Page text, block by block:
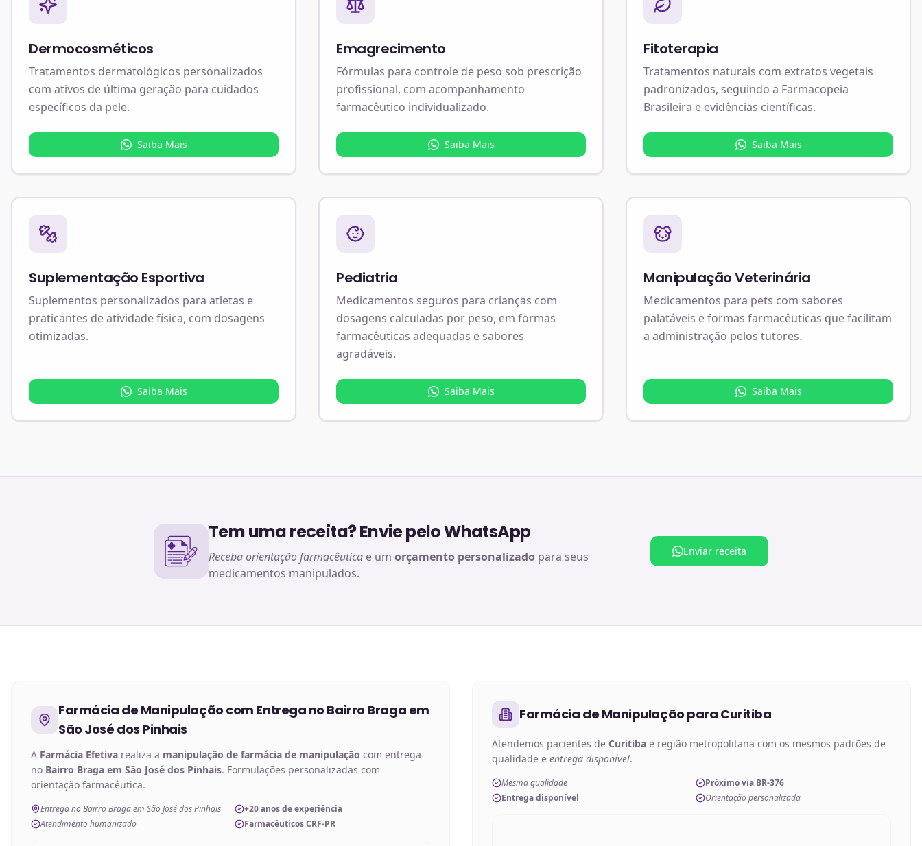
Dermocosméticos
Tratamentos dermatológicos personalizados
com ativos de última geração para cuidados
específicos da pele.
Saiba Mais
Emagrecimento
Fórmulas para controle de peso sob prescrição
profissional, com acompanhamento
farmacêutico individualizado.
Saiba Mais
Fitoterapia
Tratamentos naturais com extratos vegetais
padronizados, seguindo a Farmacopeia
Brasileira e evidências científicas.
Saiba Mais
Suplementação Esportiva
Suplementos personalizados para atletas e
praticantes de atividade física, com dosagens
otimizadas.
Saiba Mais
Pediatria
Medicamentos seguros para crianças com
dosagens calculadas por peso, em formas
farmacêuticas adequadas e sabores
agradáveis.
Saiba Mais
Manipulação Veterinária
Medicamentos para pets com sabores
palatáveis e formas farmacêuticas que facilitam
a administração pelos tutores.
Saiba Mais
Tem uma receita? Envie pelo WhatsApp
Receba orientação farmacêutica e um orçamento personalizado para seus
medicamentos manipulados.
Enviar receita
Farmácia de Manipulação com Entrega no Bairro Braga em
São José dos Pinhais
A Farmácia Efetiva realiza a manipulação de farmácia de manipulação com entrega
no Bairro Braga em São José dos Pinhais. Formulações personalizadas com
orientação farmacêutica.
Entrega no Bairro Braga em São José dos Pinhais
+20 anos de experiência
Atendimento humanizado
Farmacêuticos CRF-PR
Farmácia de Manipulação para Curitiba
Atendemos pacientes de Curitiba e região metropolitana com os mesmos padrões de
qualidade e entrega disponível.
Mesma qualidade
Próximo via BR-376
Entrega disponível
Orientação personalizada